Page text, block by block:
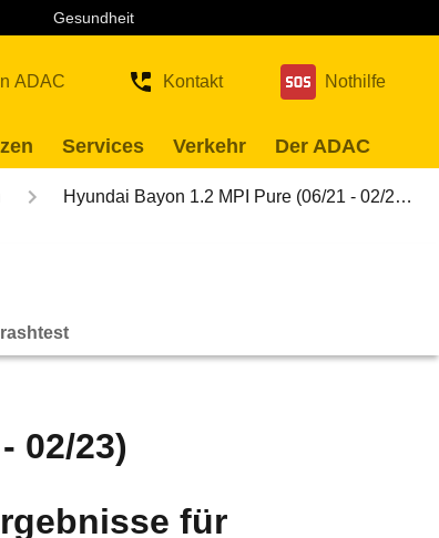
Gesundheit
ADAC Kontakt Nothilfe
Services Verkehr Der ADAC
Hyundai Bayon 1.2 MPI Pure (06/21 - 02/2…
02/23)
für